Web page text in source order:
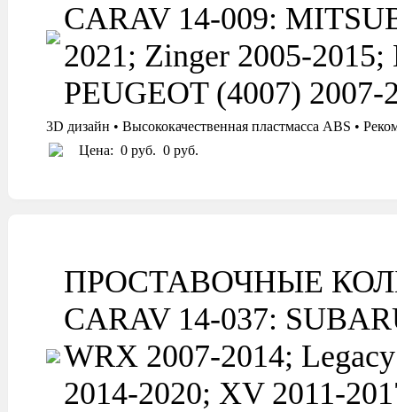
CARAV 14-009:
2021; Zinger 2005-
PEUGEOT (4007) 2007-
3D дизайн • Высококачественная пластмасса ABS •
Цена: 0 руб. 0 руб.
ПРОСТАВОЧНЫЕ
CARAV 14-037:
WRX 2007-2014;
2014-2020; XV 2011-